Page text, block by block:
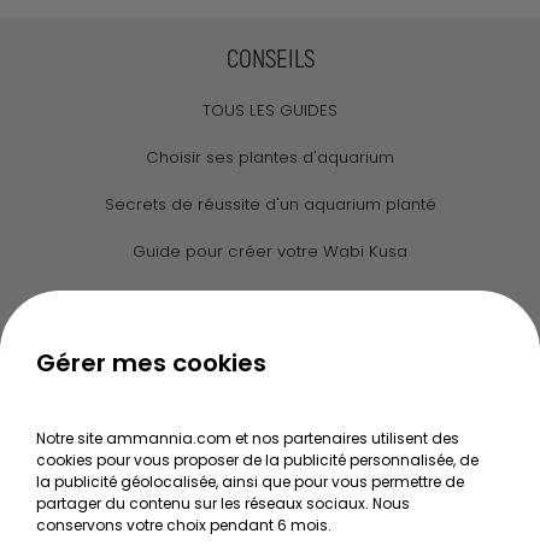
CONSEILS
TOUS LES GUIDES
Choisir ses plantes d'aquarium
Secrets de réussite d'un aquarium planté
Guide pour créer votre Wabi Kusa
NOS SERVICES
Mentions légales
Conditions générales de vente
Gérer mes cookies
Notre site ammannia.com et nos partenaires utilisent des
cookies pour vous proposer de la publicité personnalisée, de
la publicité géolocalisée, ainsi que pour vous permettre de
partager du contenu sur les réseaux sociaux. Nous
conservons votre choix pendant 6 mois.